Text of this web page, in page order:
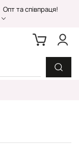
Опт та співпраця!